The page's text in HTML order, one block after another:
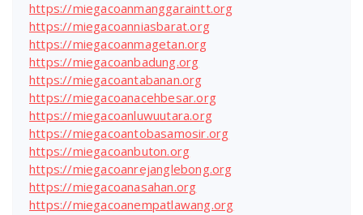
https://miegacoanmanggaraintt.org
https://miegacoanniasbarat.org
https://miegacoanmagetan.org
https://miegacoanbadung.org
https://miegacoantabanan.org
https://miegacoanacehbesar.org
https://miegacoanluwuutara.org
https://miegacoantobasamosir.org
https://miegacoanbuton.org
https://miegacoanrejanglebong.org
https://miegacoanasahan.org
https://miegacoanempatlawang.org